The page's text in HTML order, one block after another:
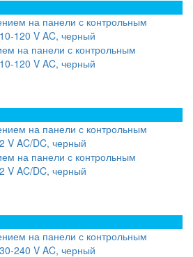
на панели с контрольным
120 V AC, черный
на панели с контрольным
V AC/DC, черный